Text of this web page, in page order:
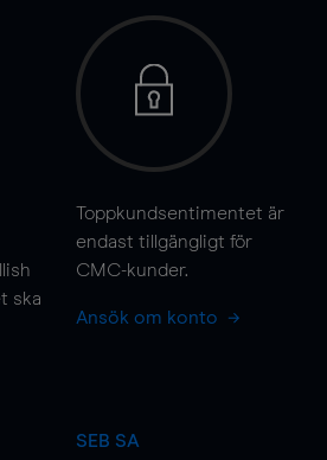
ska
Toppkundsentimentet är
endast tillgängligt för
CMC-kunder.
Ansök om konto
SEB SA